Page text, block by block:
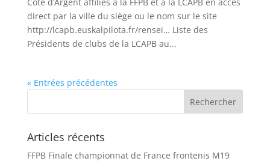
direct par la ville du siège ou le nom sur le site
http://lcapb.euskalpilota.fr/rensei… Liste des
Présidents de clubs de la LCAPB au...
« Entrées précédentes
Articles récents
FFPB Finale championnat de France frontenis M19